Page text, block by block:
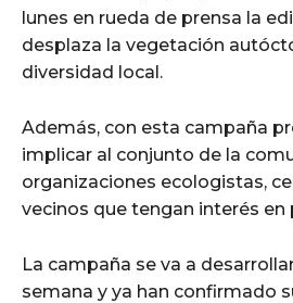
lunes en rueda de prensa la
desplaza la vegetación
diversidad local.
Además, con esta campaña
implicar al conjunto de la
organizaciones ecologistas,
vecinos que tengan interés en
La campaña se va a
semana y ya han confirmado